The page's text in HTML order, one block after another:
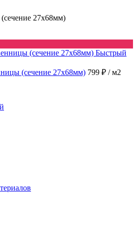
27x68мм)
Быстрый
(сечение 27x68мм) 799 ₽ / м2